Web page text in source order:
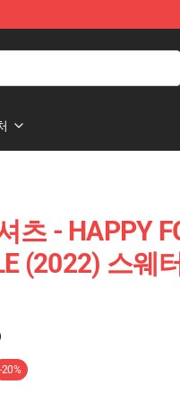
츠 - HAPPY
(2022) 스웨
-20%